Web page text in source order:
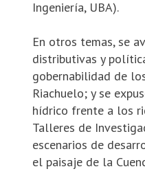
Ingeniería, UBA).
En otros temas, se
distributivas y
gobernabilidad de
Riachuelo; y se
hídrico frente a los
Talle­res de
escenarios de
el paisaje de la